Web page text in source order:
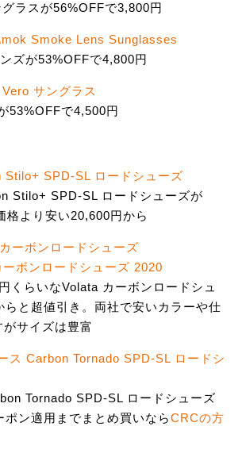
ラスが56%OFFで3,800円
Smoke Lens Sunglasses
ズが53%OFFで4,800円
サングラス
53%OFFで4,500円
SPD-SL ロードシューズ
Stilo+ SPD-SL ロードシューズが
格より安い20,600円から
ーボンロードシューズ
ボンロードシューズ 2020
くらいなVolata カーボンロードシュ
らと超値引き。両社で安いカラーや仕
サイズは豊富
ス Carbon Tornado SPD-SL ロードシ
Tornado SPD-SL ロードシューズ
ポン適用までまとめ買いならCRCの方